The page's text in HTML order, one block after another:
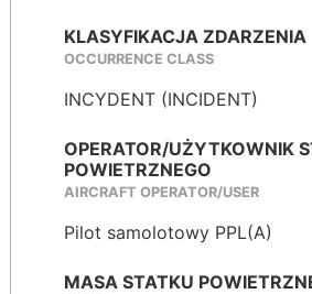
KLASYFIKACJA ZDARZENIA
OCCURRENCE CLASS
INCYDENT (INCIDENT)
OPERATOR/UŻYTKOWNIK
POWIETRZNEGO
AIRCRAFT OPERATOR/USER
Pilot samolotowy PPL(A)
MASA STATKU